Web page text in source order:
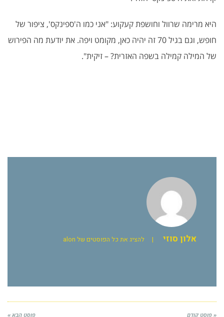
היא מרימה שרוול וחושפת קעקוע: "אני כמו ה'ספינקס', ציפור של
חופש, וגם בגיל 70 זה יהיה כאן, מקומט ויפה. את יודעת מה הפירוש
של המילה קמילה בשפה האזרית? – זיקית".
אלון סוזי | להציג את כל הפוסטים של alon
« פוסט קודם פוסט הבא »